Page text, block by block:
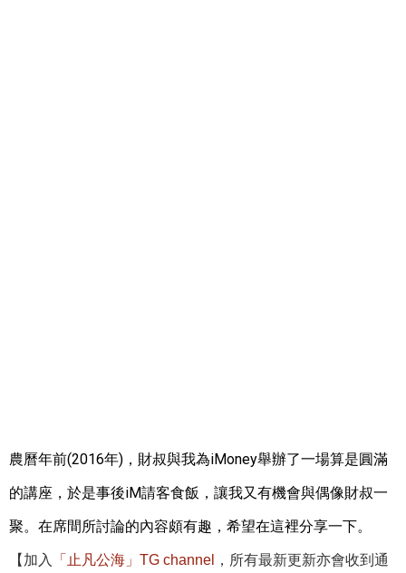
農曆年前(2016年)，財叔與我為iMoney舉辦了一場算是圓滿
的講座，於是事後iM請客食飯，讓我又有機會與偶像財叔一
聚。在席間所討論的內容頗有趣，希望在這裡分享一下。
【加入 「止凡公海」TG channel ，所有最新更新亦會收到通